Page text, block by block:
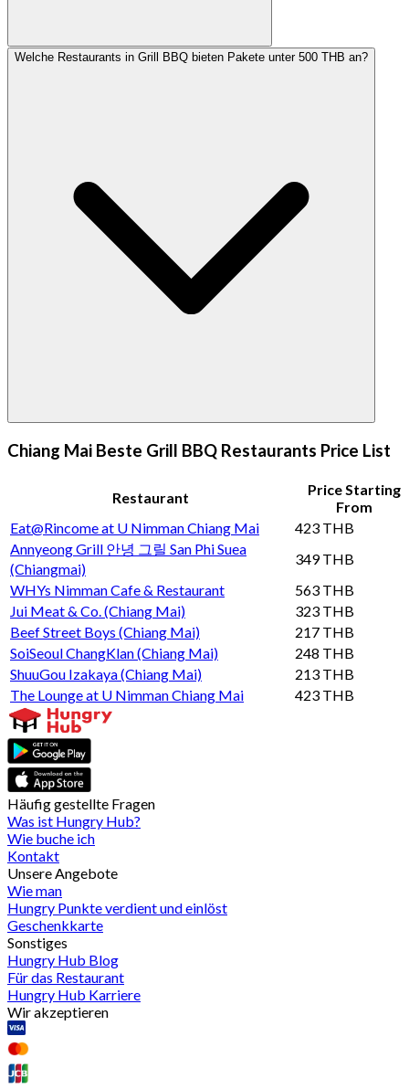
Welche Restaurants in Grill BBQ bieten Pakete unter 500 THB an?
Chiang Mai Beste Grill BBQ Restaurants Price List
Restaurant
Price Starting
From
Eat@Rincome at U Nimman Chiang Mai
423 THB
Annyeong Grill 안녕 그릴 San Phi Suea
(Chiangmai)
349 THB
WHYs Nimman Cafe & Restaurant
563 THB
Jui Meat & Co. (Chiang Mai)
323 THB
Beef Street Boys (Chiang Mai)
217 THB
SoiSeoul ChangKlan (Chiang Mai)
248 THB
ShuuGou Izakaya (Chiang Mai)
213 THB
The Lounge at U Nimman Chiang Mai
423 THB
Häufig gestellte Fragen
Was ist Hungry Hub?
Wie buche ich
Kontakt
Unsere Angebote
Wie man
Hungry Punkte verdient und einlöst
Geschenkkarte
Sonstiges
Hungry Hub Blog
Für das Restaurant
Hungry Hub Karriere
Wir akzeptieren